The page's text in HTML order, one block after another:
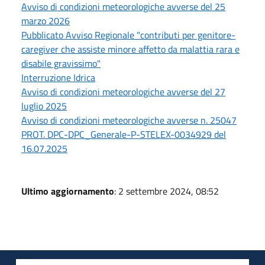
Avviso di condizioni meteorologiche avverse del 25
marzo 2026
Pubblicato Avviso Regionale "contributi per genitore-
caregiver che assiste minore affetto da malattia rara e
disabile gravissimo"
Interruzione Idrica
Avviso di condizioni meteorologiche avverse del 27
luglio 2025
Avviso di condizioni meteorologiche avverse n. 25047
PROT. DPC-DPC_Generale-P-STELEX-0034929 del
16.07.2025
Ultimo aggiornamento: 2 settembre 2024, 08:52